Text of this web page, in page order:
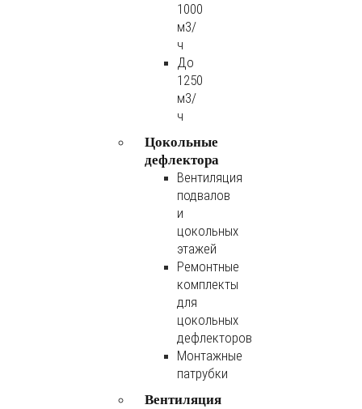
1000
м3/
ч
До
1250
м3/
ч
Цокольные
дефлектора
Вентиляция
подвалов
и
цокольных
этажей
Ремонтные
комплекты
для
цокольных
дефлекторов
Монтажные
патрубки
Вентиляция